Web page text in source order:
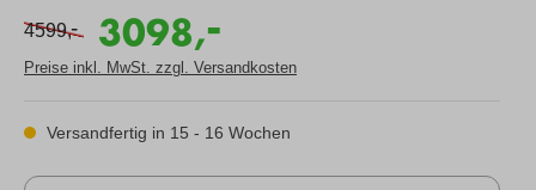
4599,- 3098,
-
Preise inkl. MwSt. zzgl. Versandkosten
Versandfertig in 15 - 16 Wochen